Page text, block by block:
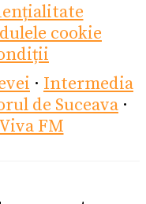
cookie
· Intermedia
de Suceava ·
Viva FM